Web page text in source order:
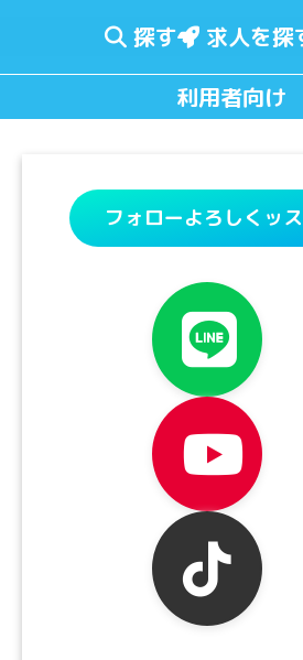
探す 求人を探
利用者向け
フォローよろしくッ